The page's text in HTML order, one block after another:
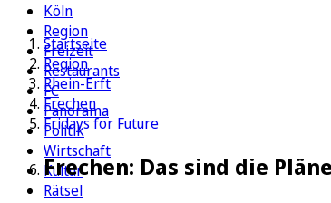
Köln
Region
Freizeit
Restaurants
FC
Panorama
Politik
Wirtschaft
Kultur
Rätsel
Startseite
Region
Rhein-Erft
Frechen
Fridays for Future
Frechen: Das sind die